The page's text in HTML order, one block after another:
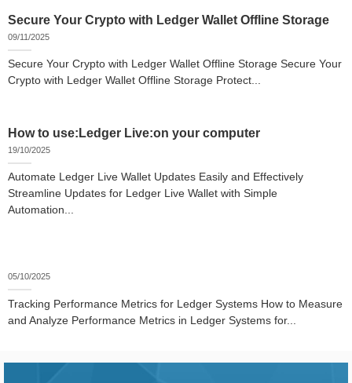
Secure Your Crypto with Ledger Wallet Offline Storage
09/11/2025
Secure Your Crypto with Ledger Wallet Offline Storage Secure Your
Crypto with Ledger Wallet Offline Storage Protect...
How to use:Ledger Live:on your computer
19/10/2025
Automate Ledger Live Wallet Updates Easily and Effectively
Streamline Updates for Ledger Live Wallet with Simple
Automation...
05/10/2025
Tracking Performance Metrics for Ledger Systems How to Measure
and Analyze Performance Metrics in Ledger Systems for...